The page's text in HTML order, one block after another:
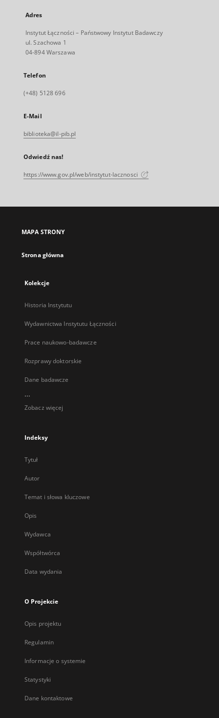
Adres
Instytut Łączności – Państwowy Instytut Badawczy
ul. Szachowa 1
04-894 Warszawa
Telefon
(+48) 5128 696
E-Mail
biblioteka@il-pib.pl
Odwiedź nas!
https://www.gov.pl/web/instytut-lacznosci
MAPA STRONY
Strona główna
Kolekcje
Historia Instytutu
Wydawnictwa Instytutu Łączności
Prace naukowo-badawcze
Rozprawy doktorskie
Dane badawcze
...
Zobacz więcej
Indeksy
Tytuł
Autor
Temat i słowa kluczowe
Opis
Wydawca
Współtwórca
Data wydania
O Projekcie
Opis projektu
Regulamin
Informacje o systemie
Statystyki
Dane kontaktowe